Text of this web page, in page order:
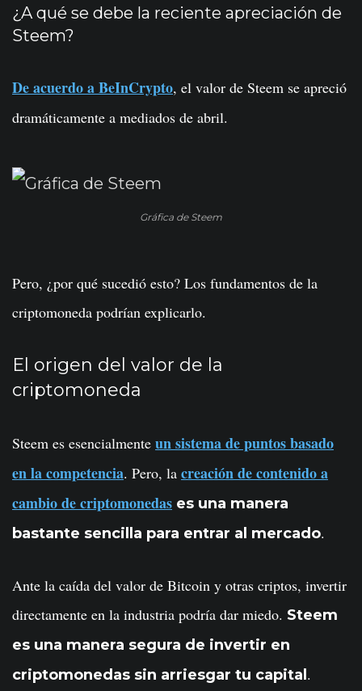
¿A qué se debe la reciente apreciación de
Steem?
De acuerdo a BeInCrypto, el valor de Steem se apreció
dramáticamente a mediados de abril.
Gráfica de Steem
Pero, ¿por qué sucedió esto? Los fundamentos de la
criptomoneda podrían explicarlo.
El origen del valor de la
criptomoneda
Steem es esencialmente un sistema de puntos basado
en la competencia. Pero, la creación de contenido a
cambio de criptomonedas es una manera
bastante sencilla para entrar al mercado.
Ante la caída del valor de Bitcoin y otras criptos, invertir
directamente en la industria podría dar miedo. Steem
es una manera segura de invertir en
criptomonedas sin arriesgar tu capital .